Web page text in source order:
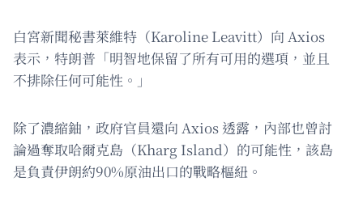
白宮新聞秘書萊維特（Karoline Leavitt）向 Axios
表示，特朗普「明智地保留了所有可用的選項，並且
不排除任何可能性。」
除了濃縮鈾，政府官員還向 Axios 透露，內部也曾討
論過奪取哈爾克島（Kharg Island）的可能性，該島
是負責伊朗約90%原油出口的戰略樞紐。